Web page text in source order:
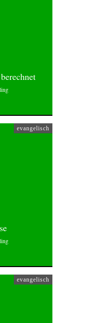
evangelisch
evangelisch